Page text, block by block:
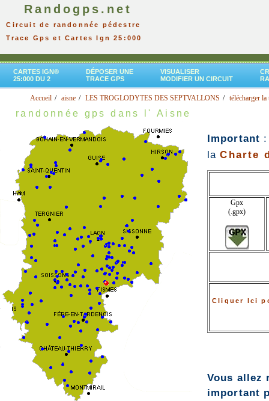
Randogps.net
Circuit de randonnée pédestre
Trace Gps et Cartes Ign 25:000
CARTES IGN®
25:000 DU 2
DÉPOSER UNE
TRACE GPS
VISUALISER
MODIFIER UN CIRCUIT
Accueil aisne LES TROGLODYTES DES SEPTVALLONS télécharger la
randonnée gps dans l' Aisne
Important
laCharte
Gpx
(.gpx)
Cliquer Ici
Vous allez
important